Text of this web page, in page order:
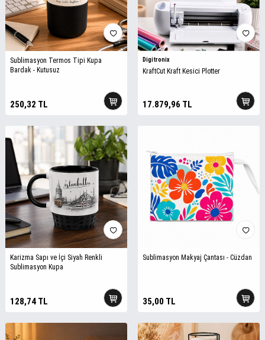
Sublimasyon Termos Tipi Kupa
Bardak - Kutusuz
250,32 TL
Digitronix
KraftCut Kraft Kesici Plotter
17.879,96 TL
Karizma Sapı ve İçi Siyah Renkli
Sublimasyon Kupa
128,74 TL
Sublimasyon Makyaj Çantası - Cüzdan
35,00 TL